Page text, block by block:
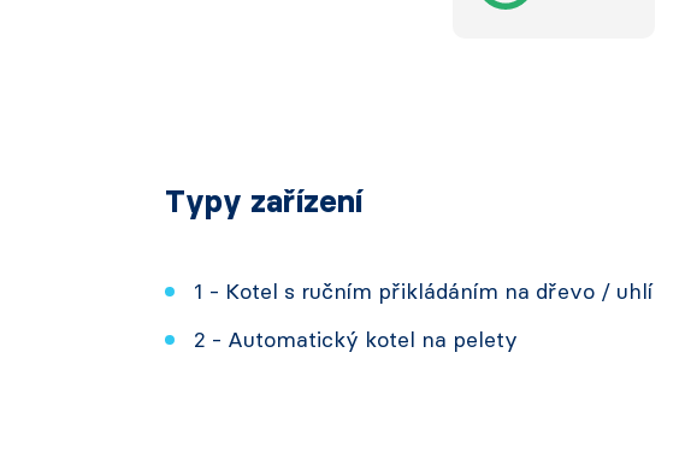
Typy zařízení
1 - Kotel s ručním přikládáním na dřevo / uhlí
2 - Automatický kotel na pelety